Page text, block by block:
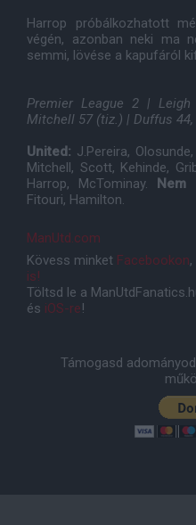
Harrop próbálkozhatott
végén, azonban neki ma
semmi, lövése a kapufáról
Premier League 2 |
Mitchell 57 (tiz.) | Duffus 44,
United: J.Pereira,
Mitchell, Scott, Kehinde,
Harrop, McTominay.
Nem
Fitouri, Hamilton.
ManUtd.com
Kövess minket Facebookon,
is!
Töltsd le a
és iOS-re!
Támogasd